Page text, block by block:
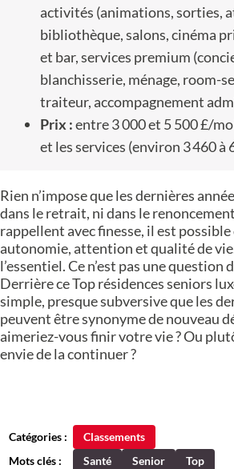
activités (animations, sorties,
bibliothèque, salons, cinéma
et bar, services premium
blanchisserie, ménage, room-
traiteur, accompagnement
Prix :entre 3 000 et 5 500 £/
et les services (environ 3 460 à
Rien n’impose que les dernières
dans le retrait, ni dans le
rappellent avec finesse, il est
autonomie, attention et qualité de
l’essentiel. Ce n’est pas une question
Derrière ce Top résidences seniors
simple, presque subversive que les
peuvent être synonyme de nouveau
aimeriez-vous finir votre vie ? Ou
envie de la continuer ?
Catégories :
Classements
Mots clés :
Santé Senior Top